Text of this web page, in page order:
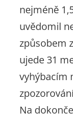
nejméně
uvědomil
způsobem
ujede 31
vyhýbacím
Na